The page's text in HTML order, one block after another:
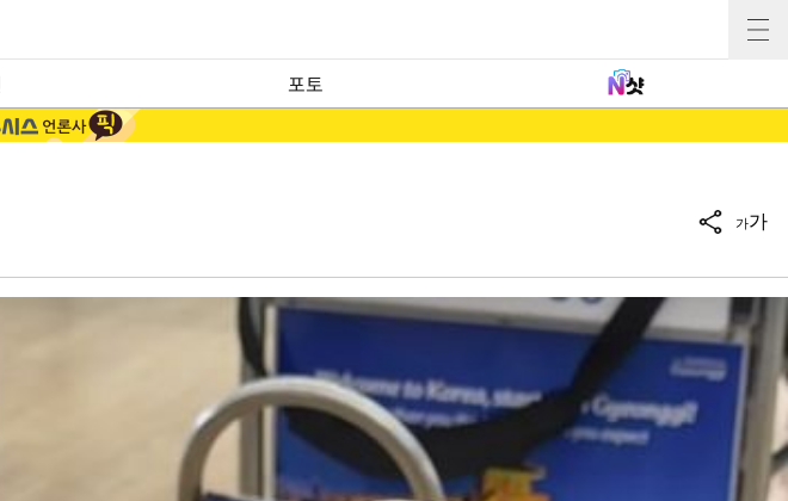
포토
가가